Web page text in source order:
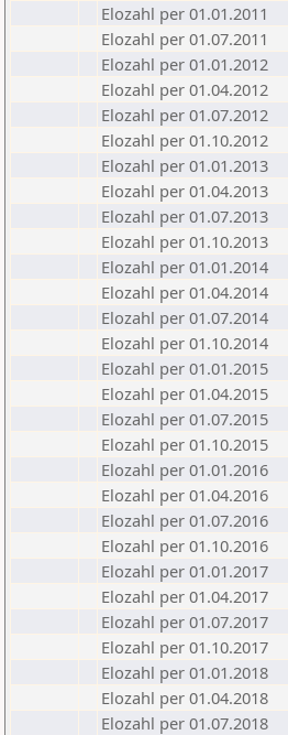
Elozahl per 01.01.2011
Elozahl per 01.07.2011
Elozahl per 01.01.2012
Elozahl per 01.04.2012
Elozahl per 01.07.2012
Elozahl per 01.10.2012
Elozahl per 01.01.2013
Elozahl per 01.04.2013
Elozahl per 01.07.2013
Elozahl per 01.10.2013
Elozahl per 01.01.2014
Elozahl per 01.04.2014
Elozahl per 01.07.2014
Elozahl per 01.10.2014
Elozahl per 01.01.2015
Elozahl per 01.04.2015
Elozahl per 01.07.2015
Elozahl per 01.10.2015
Elozahl per 01.01.2016
Elozahl per 01.04.2016
Elozahl per 01.07.2016
Elozahl per 01.10.2016
Elozahl per 01.01.2017
Elozahl per 01.04.2017
Elozahl per 01.07.2017
Elozahl per 01.10.2017
Elozahl per 01.01.2018
Elozahl per 01.04.2018
Elozahl per 01.07.2018